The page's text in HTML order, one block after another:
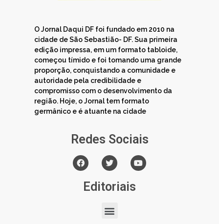
O Jornal Daqui DF foi fundado em 2010 na
cidade de São Sebastião- DF. Sua primeira
edição impressa, em um formato tabloide,
começou tímido e foi tomando uma grande
proporção, conquistando a comunidade e
autoridade pela credibilidade e
compromisso com o desenvolvimento da
região. Hoje, o Jornal tem formato
germânico e é atuante na cidade
Redes Sociais
Editoriais